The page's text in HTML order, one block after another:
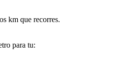
km que recorres.
para tu: